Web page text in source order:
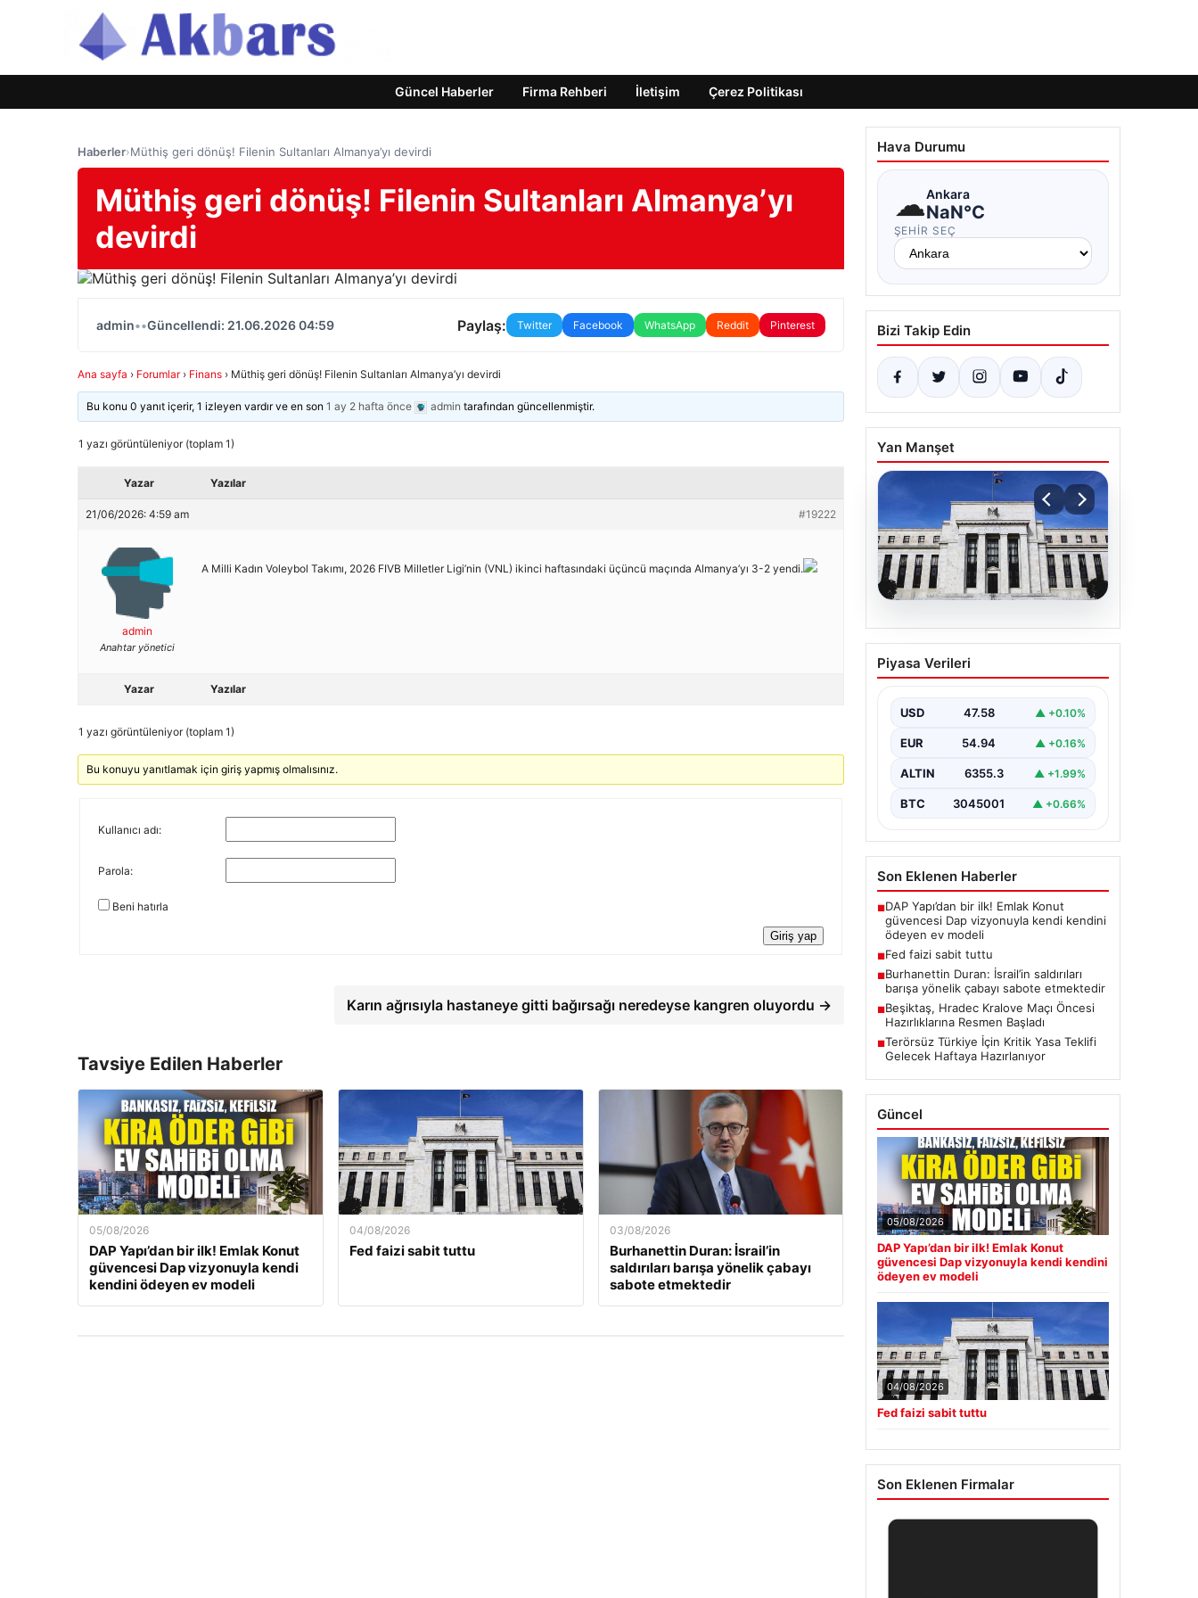
Güncel Haberler Firma Rehberi İletişim Çerez Politikası
Haberler›Müthiş geri dönüş! Filenin Sultanları Almanya’yı devirdi
Müthiş geri dönüş! Filenin Sultanları Almanya’yı
devirdi
admin••Güncellendi: 21.06.2026 04:59 Paylaş: Twitter Facebook WhatsApp Reddit Pinterest
Ana sayfa › Forumlar › Finans › Müthiş geri dönüş! Filenin Sultanları Almanya’yı devirdi
Bu konu 0 yanıt içerir, 1 izleyen vardır ve en son1 ay 2 hafta önce admin tarafından güncellenmiştir.
1 yazı görüntüleniyor (toplam 1)
Yazar Yazılar
21/06/2026: 4:59 am #19222
admin
Anahtar yönetici
A Milli Kadın Voleybol Takımı, 2026 FIVB Milletler Ligi’nin (VNL) ikinci haftasındaki üçüncü maçında Almanya’yı 3-2 yendi.
Yazar Yazılar
1 yazı görüntüleniyor (toplam 1)
Bu konuyu yanıtlamak için giriş yapmış olmalısınız.
Kullanıcı adı:
Parola:
Beni hatırla
Giriş yap
Karın ağrısıyla hastaneye gitti bağırsağı neredeyse kangren oluyordu →
Tavsiye Edilen Haberler
05/08/2026
DAP Yapı’dan bir ilk! Emlak Konut
güvencesi Dap vizyonuyla kendi
kendini ödeyen ev modeli
04/08/2026
Fed faizi sabit tuttu
03/08/2026
Burhanettin Duran: İsrail’in
saldırıları barışa yönelik çabayı
sabote etmektedir
Hava Durumu
☁Ankara
NaN°C
ŞEHIR SEÇ
Bizi Takip Edin
Yan Manşet
04.08.2026
Fed faizi sabit tuttu
Piyasa Verileri
USD 47.58 ▲ +0.10%
EUR 54.94 ▲ +0.16%
ALTIN 6355.3 ▲ +1.99%
BTC 3045001 ▲ +0.66%
Son Eklenen Haberler
■DAP Yapı’dan bir ilk! Emlak Konut
güvencesi Dap vizyonuyla kendi kendini
ödeyen ev modeli
■Fed faizi sabit tuttu
■Burhanettin Duran: İsrail’in saldırıları
barışa yönelik çabayı sabote etmektedir
■Beşiktaş, Hradec Kralove Maçı Öncesi
Hazırlıklarına Resmen Başladı
■Terörsüz Türkiye İçin Kritik Yasa Teklifi
Gelecek Haftaya Hazırlanıyor
Güncel
05/08/2026
DAP Yapı’dan bir ilk! Emlak Konut
güvencesi Dap vizyonuyla kendi kendini
ödeyen ev modeli
04/08/2026
Fed faizi sabit tuttu
Son Eklenen Firmalar